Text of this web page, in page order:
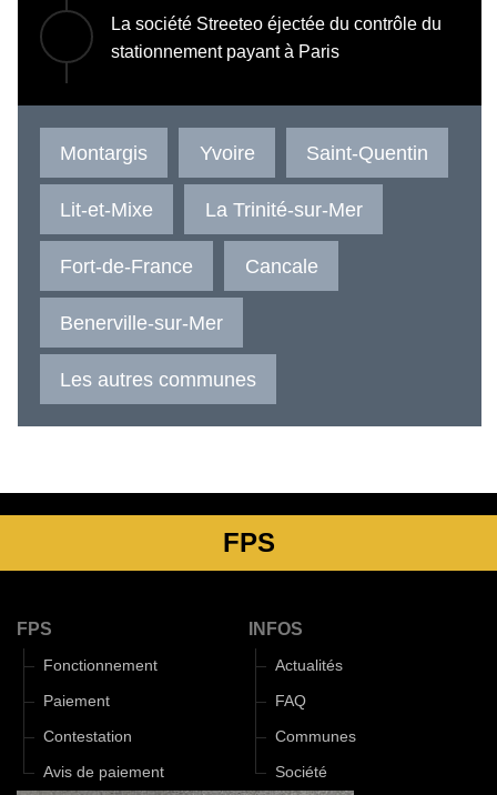
La société Streeteo éjectée du contrôle du
stationnement payant à Paris
Montargis Yvoire Saint-Quentin
Lit-et-Mixe La Trinité-sur-Mer
Fort-de-France Cancale
Benerville-sur-Mer
Les autres communes
FPS
FPS
Fonctionnement
Paiement
Contestation
Avis de paiement
INFOS
Actualités
FAQ
Communes
Société